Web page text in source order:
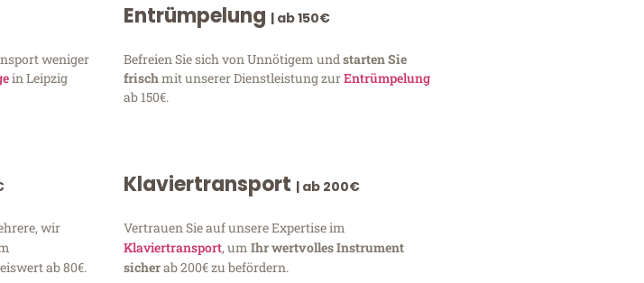
weniger
in Leipzig
Entrümpelung | ab 150€
Befreien Sie sich von Unnötigem und starten Sie
frischmit unserer Dienstleistung zurEntrümpelung
ab 150€.
wir
ab 80€.
Klaviertransport | ab 200€
Vertrauen Sie auf unsere Expertise im
Klaviertransport, um Ihr wertvolles Instrument
sicherab 200€ zu befördern.